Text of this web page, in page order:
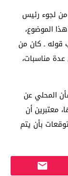
لجوء رئيس
الموضوع،
قوله ـ كان من
مناسبات،
المحلي عن
معتبرين أن
بأن يتم